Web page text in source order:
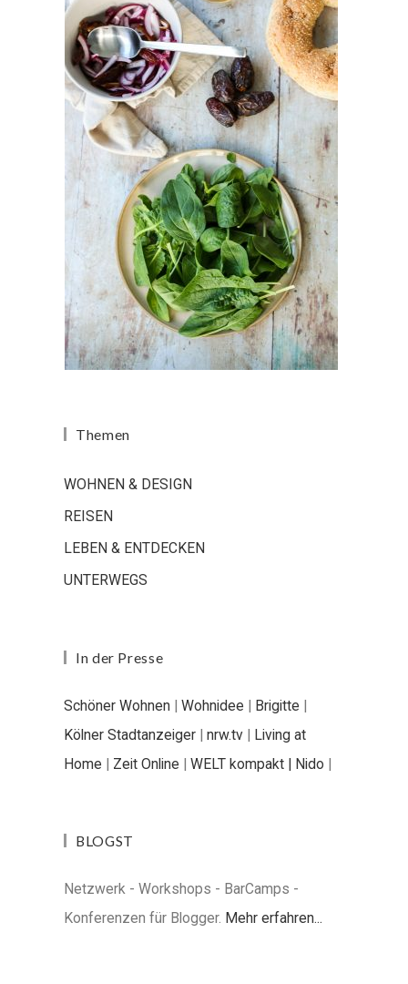
Themen
WOHNEN & DESIGN
REISEN
LEBEN & ENTDECKEN
UNTERWEGS
In der Presse
Schöner Wohnen | Wohnidee | Brigitte |
Kölner Stadtanzeiger | nrw.tv | Living at
Home | Zeit Online | WELT kompakt | Nido |
BLOGST
Netzwerk - Workshops - BarCamps -
Konferenzen für Blogger. Mehr erfahren...